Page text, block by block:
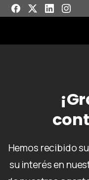
Hemos recibido
su interés en